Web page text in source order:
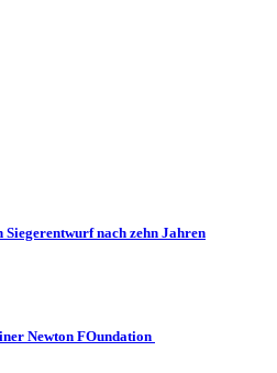
nach zehn Jahren
Newton FOundation